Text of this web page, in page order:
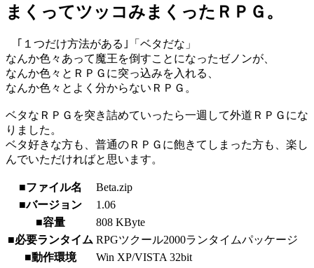
まくってツッコみまくったＲＰＧ。
｢１つだけ方法がある｣「ベタだな」
なんか色々あって魔王を倒すことになったゼノンが、
なんか色々とＲＰＧに突っ込みを入れる、
なんか色々とよく分からないＲＰＧ。
ベタなＲＰＧを突き詰めていったら一週して外道ＲＰＧにな
りました。
ベタ好きな方も、普通のＲＰＧに飽きてしまった方も、楽し
んでいただければと思います。
■ファイル名
Beta.zip
■バージョン
1.06
■容量
808 KByte
■必要ランタイム RPGツクール2000ランタイムパッケージ
■動作環境
Win XP/VISTA 32bit